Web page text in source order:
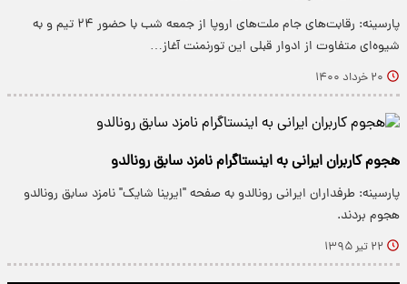
پارسینه: رقابت‌های جام ملت‌های اروپا از جمعه شب با حضور ۲۴ تیم و به
شیوه‌ای متفاوت از ادوار قبلی این تورنمنت آغاز…
۲۰ خرداد ۱۴۰۰
هجوم کاربران ایرانی به اینستاگرام نامزد سابق رونالدو
پارسینه: طرفداران ایرانی رونالدو به صفحه "ایرینا شایک" نامزد سابق رونالدو
هجوم بردند.
۲۲ تیر ۱۳۹۵